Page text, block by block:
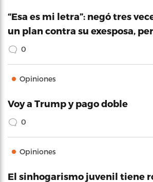
“Esa es mi letra”: negó tres
un plan contra su exesposa,
0
Opiniones
Voy a Trump y pago doble
0
Opiniones
El sinhogarismo juvenil tiene